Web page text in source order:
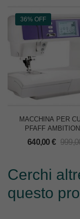
36% OFF
MACCHINA PER
PFAFF
640,00 €
Cerchi
questo